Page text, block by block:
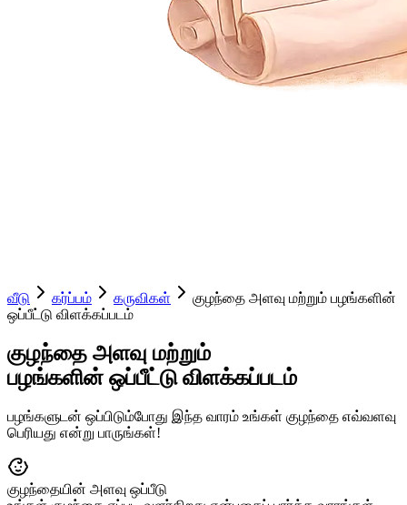
வீடு கர்ப்பம் கருவிகள்
குழந்தை அளவு மற்றும் பழங்களின்
ஒப்பீட்டு விளக்கப்படம்
குழந்தை அளவு மற்றும்
பழங்களின் ஒப்பீட்டு விளக்கப்படம்
பழங்களுடன் ஒப்பிடும்போது இந்த வாரம் உங்கள் குழந்தை எவ்வளவு
பெரியது என்று பாருங்கள்!
குழந்தையின் அளவு ஒப்பீடு